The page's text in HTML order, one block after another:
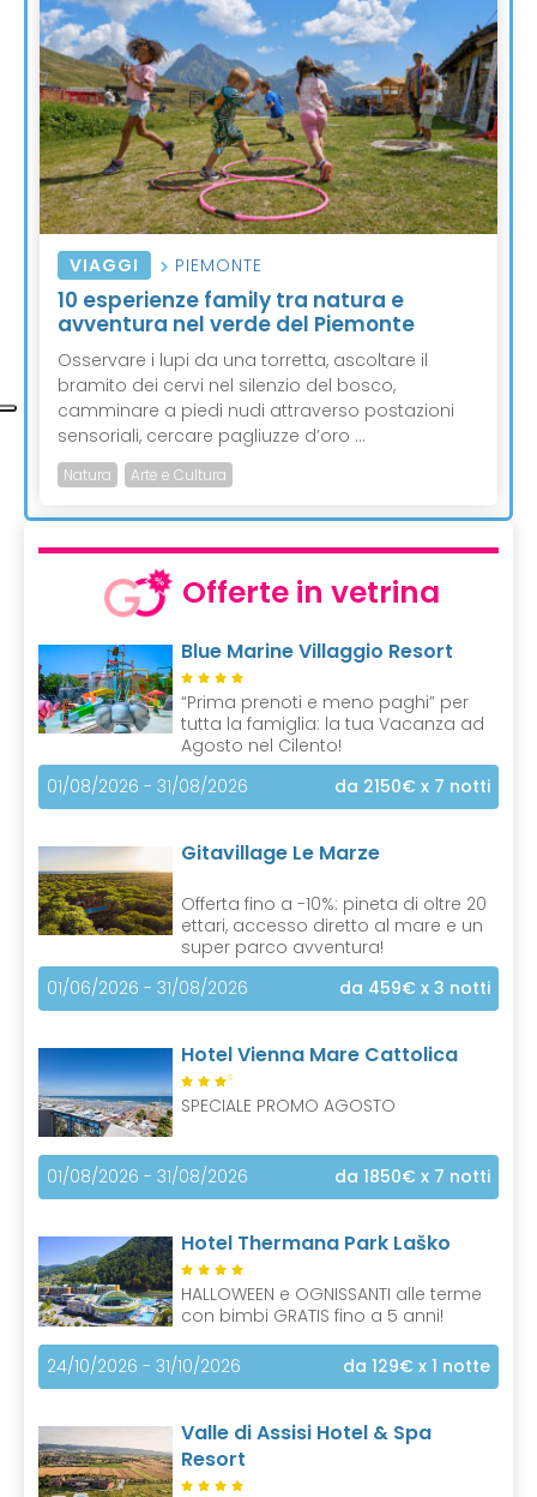
VIAGGI PIEMONTE
10 esperienze family tra natura e
avventura nel verde del Piemonte
Osservare i lupi da una torretta, ascoltare il
bramito dei cervi nel silenzio del bosco,
camminare a piedi nudi attraverso postazioni
sensoriali, cercare pagliuzze d’oro ...
Natura Arte e Cultura
Offerte in vetrina
Blue Marine Villaggio Resort
“Prima prenoti e meno paghi” per
tutta la famiglia: la tua Vacanza ad
Agosto nel Cilento!
01/08/2026 - 31/08/2026
da 2150€ x 7 notti
Gitavillage Le Marze
Offerta fino a -10%: pineta di oltre 20
ettari, accesso diretto al mare e un
super parco avventura!
01/06/2026 - 31/08/2026
da 459€ x 3 notti
Hotel Vienna Mare Cattolica
S
SPECIALE PROMO AGOSTO
01/08/2026 - 31/08/2026 da 1850€ x 7 notti
Hotel Thermana Park Laško
HALLOWEEN e OGNISSANTI alle terme
con bimbi GRATIS fino a 5 anni!
24/10/2026 - 31/10/2026 da 129€ x 1 notte
Valle di Assisi Hotel & Spa
Resort